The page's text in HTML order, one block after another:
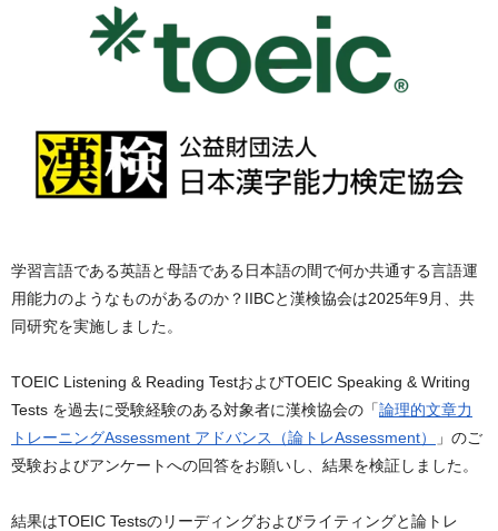
学習言語である英語と母語である日本語の間で何か共通する言語運
用能力のようなものがあるのか？IIBCと漢検協会は2025年9月、共
同研究を実施しました。
TOEIC Listening & Reading TestおよびTOEIC Speaking & Writing
Tests を過去に受験経験のある対象者に漢検協会の「論理的文章力
トレーニングAssessment アドバンス（論トレAssessment）
」のご
受験およびアンケートへの回答をお願いし、結果を検証しました。
結果はTOEIC Testsのリーディングおよびライティングと論トレ